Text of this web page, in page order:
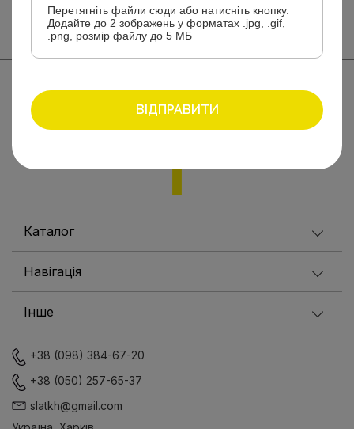
Перетягніть файли сюди або натисніть кнопку.
Додайте до 2 зображень у форматах .jpg, .gif,
.png, розмір файлу до 5 МБ
ВІДПРАВИТИ
Каталог
Навігація
Інше
+38 (098) 384-67-20
+38 (050) 257-65-37
slatkh@gmail.com